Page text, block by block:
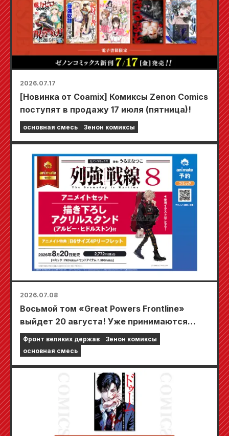
2026.07.17
[Новинка от Coamix] Комиксы Zenon Comics
поступят в продажу 17 июля (пятница)!
основная смесь Зенон комиксы
2026.07.08
Восьмой том «Great Powers Frontline»
выйдет 20 августа! Уже принимаются
предварительные заказы на набор
Animate, в который входит акриловая
подставка с новым рисунком Элби
Фронт великих держав
Зенон комиксы
основная смесь